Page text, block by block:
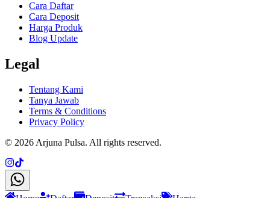
Cara Daftar
Cara Deposit
Harga Produk
Blog Update
Legal
Tentang Kami
Tanya Jawab
Terms & Conditions
Privacy Policy
© 2026 Arjuna Pulsa. All rights reserved.